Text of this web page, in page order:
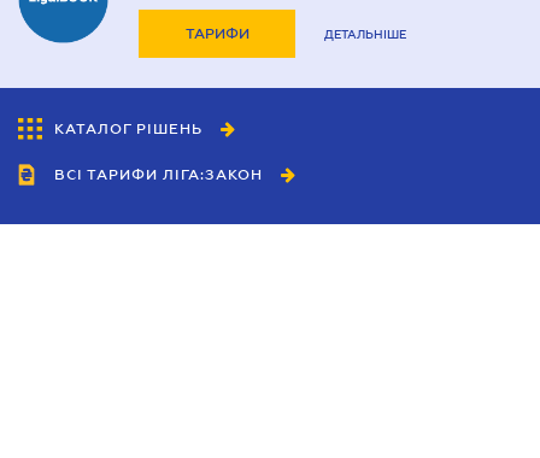
ТАРИФИ ДЕТАЛЬНІШЕ
КАТАЛОГ РІШЕНЬ
ВСІ ТАРИФИ ЛІГА:ЗАКОН